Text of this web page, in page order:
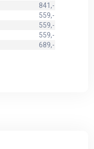
841,-
559,-
559,-
559,-
689,-